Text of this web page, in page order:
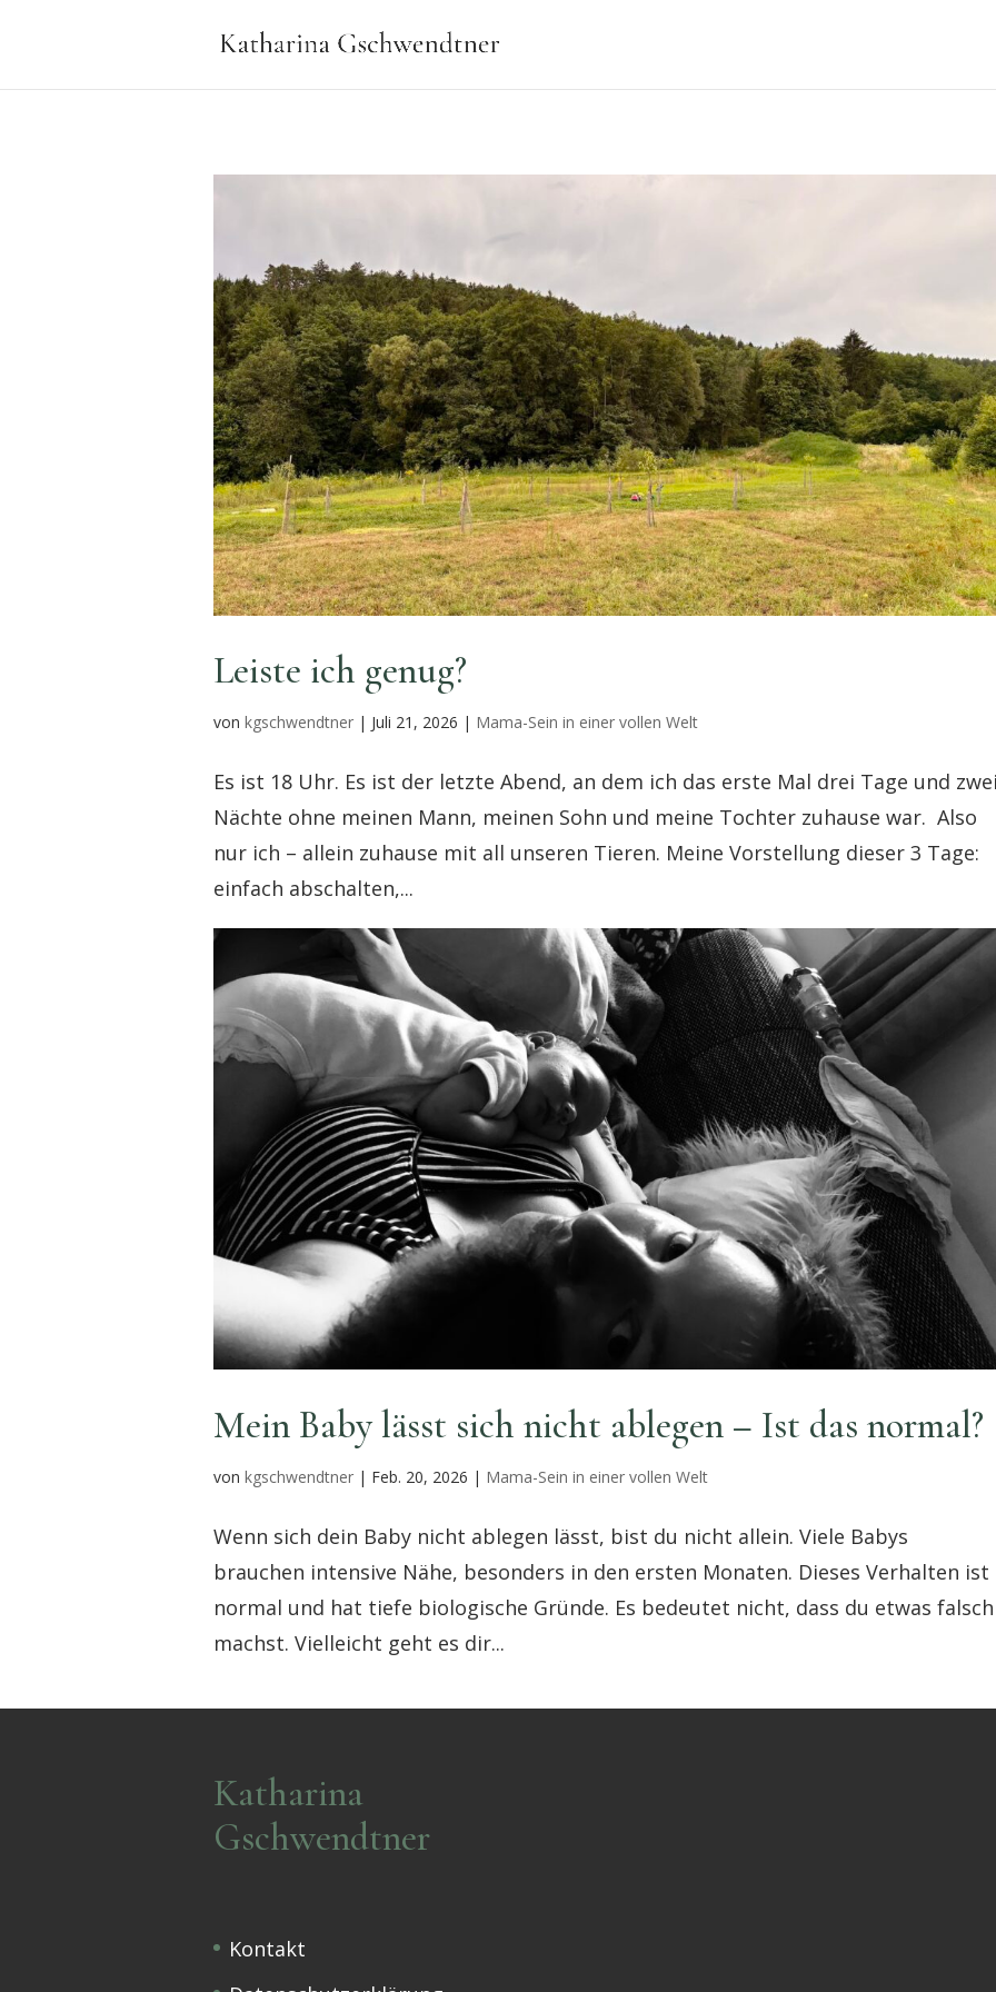
Leiste ich genug?
von kgschwendtner | Juli 21, 2026 | Mama-Sein in einer vollen Welt
Es ist 18 Uhr. Es ist der letzte Abend, an dem ich das erste Mal drei Tage und
Nächte ohne meinen Mann, meinen Sohn und meine Tochter zuhause war. Also
nur ich – allein zuhause mit all unseren Tieren. Meine Vorstellung dieser 3 Tage:
einfach abschalten,...
Mein Baby lässt sich nicht ablegen – Ist das normal?
von kgschwendtner | Feb. 20, 2026 | Mama-Sein in einer vollen Welt
Wenn sich dein Baby nicht ablegen lässt, bist du nicht allein. Viele Babys
brauchen intensive Nähe, besonders in den ersten Monaten. Dieses Verhalten ist
normal und hat tiefe biologische Gründe. Es bedeutet nicht, dass du etwas falsch
machst. Vielleicht geht es dir...
Katharina
Gschwendtner
Kontakt